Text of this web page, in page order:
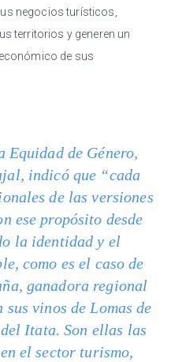
negocios turísticos,
territorios y generen un
de sus
Equidad de Género,
indicó que “cada
de las versiones
ese propósito desde
la identidad y el
como es el caso de
ganadora regional
vinos de Lomas de
Itata. Son ellas las
el sector turismo,